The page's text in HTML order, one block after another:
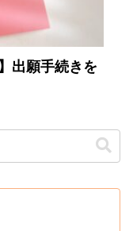
出願手続きを